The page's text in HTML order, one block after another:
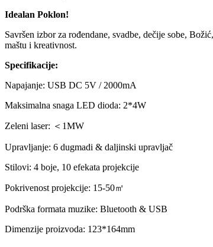
Idealan Poklon!
Savršen izbor za rođendane, svadbe, dečije sobe,
maštu i kreativnost.
Specifikacije:
Napajanje: USB DC 5V / 2000mA
Maksimalna snaga LED dioda: 2*4W
Zeleni laser: ＜1MW
Upravljanje: 6 dugmadi & daljinski upravljač
Stilovi: 4 boje, 10 efekata projekcije
Pokrivenost projekcije: 15-50㎡
Podrška formata muzike: Bluetooth & USB
Dimenzije proizvoda: 123*164mm